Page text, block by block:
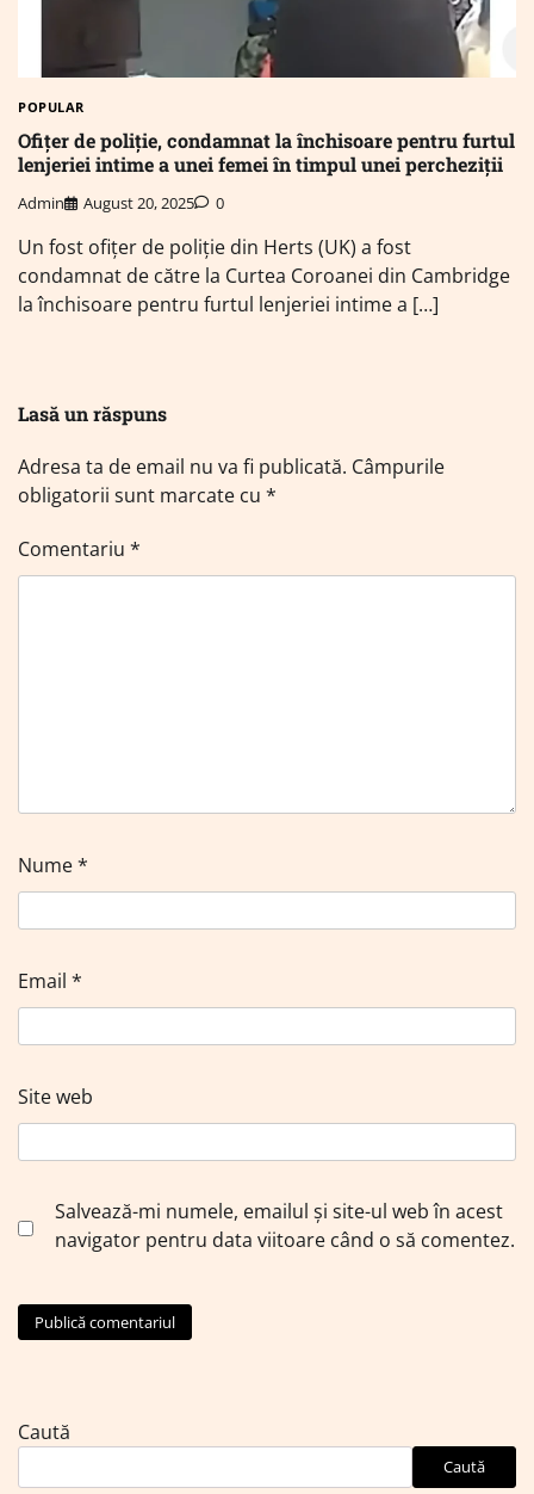
POPULAR
Ofițer de poliție, condamnat la închisoare pentru furtul
lenjeriei intime a unei femei în timpul unei percheziții
Admin August 20, 2025 0
Un fost ofițer de poliție din Herts (UK) a fost
condamnat de către la Curtea Coroanei din Cambridge
la închisoare pentru furtul lenjeriei intime a […]
Lasă un răspuns
Adresa ta de email nu va fi publicată. Câmpurile
obligatorii sunt marcate cu *
Comentariu *
Nume*
Email *
Site web
Salvează-mi numele, emailul și site-ul web în acest
navigator pentru data viitoare când o să comentez.
Caută
Caută